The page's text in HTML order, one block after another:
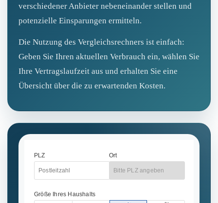
verschiedener Anbieter nebeneinander stellen und
potenzielle Einsparungen ermitteln.
Die Nutzung des Vergleichsrechners ist einfach:
Geben Sie Ihren aktuellen Verbrauch ein, wählen Sie
Ihre Vertragslaufzeit aus und erhalten Sie eine
Übersicht über die zu erwartenden Kosten.